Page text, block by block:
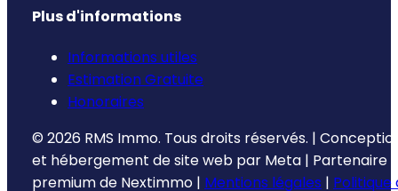
Plus d'informations
Informations utiles
Estimation Gratuite
Honoraires
© 2026 RMS Immo. Tous droits réservés. |
et hébergement de site web par Meta | Partenaire
premium de Nextimmo | Mentions légales | Politique